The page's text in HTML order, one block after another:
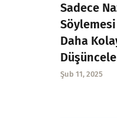
Sadece
Daha
Şub 11, 2025